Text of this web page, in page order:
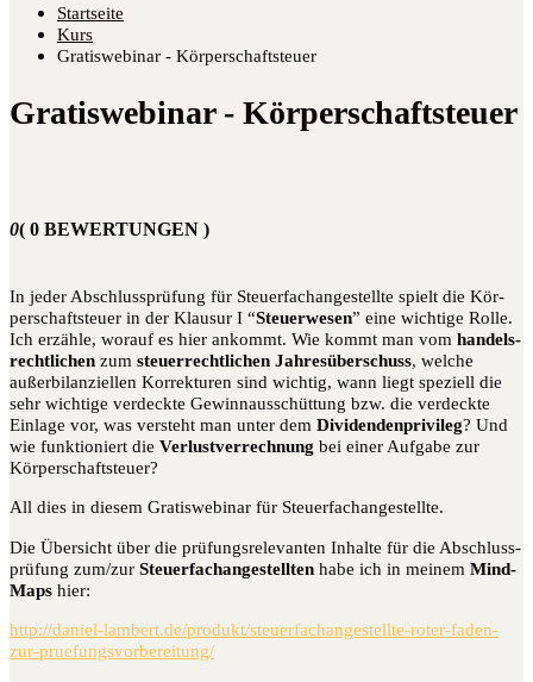
Startseite
Kurs
Gratiswebinar - Körperschaftsteuer
Gratiswebinar - Körperschaftsteuer
0( 0 BEWERTUNGEN )
In jeder Abschluss­prü­fung für Steu­er­fach­an­ge­stell­te spielt die Kör­
per­schaft­steu­er in der Klau­sur I “Steu­er­we­sen” eine wich­ti­ge Rol­le.
Ich erzäh­le, wor­auf es hier ankommt. Wie kommt man vom han­dels­
recht­li­chen zum steu­er­recht­li­chen Jah­res­über­schuss, wel­che
außer­bi­lan­zi­el­len Kor­rek­tu­ren sind wich­tig, wann liegt spe­zi­ell die
sehr wich­ti­ge ver­deck­te Gewinn­aus­schüt­tung bzw. die ver­deck­te
Ein­la­ge vor, was ver­steht man unter dem Divi­den­den­pri­vi­leg? Und
wie funk­tio­niert die Ver­lust­ver­rech­nung bei einer Auf­ga­be zur
Körperschaftsteuer?
All dies in die­sem Gra­tis­web­i­nar für Steuerfachangestellte.
Die Über­sicht über die prü­fungs­re­le­van­ten Inhal­te für die Abschluss­
prü­fung zum/zur Steu­er­fach­an­ge­stell­ten habe ich in mei­nem Mind­
Maps hier:
http://daniel-lambert.de/produkt/steuerfachangestellte-roter-faden-
zur-pruefungsvorbereitung/